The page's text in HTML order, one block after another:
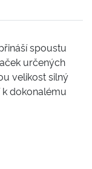
spoustu
určených
velikost silný
dokonalému